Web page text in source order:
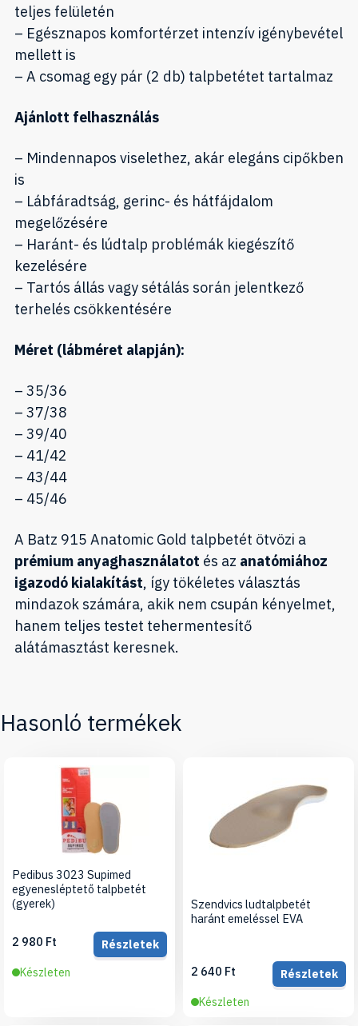
teljes felületén
– Egésznapos komfortérzet intenzív igénybevétel
mellett is
– A csomag egy pár (2 db) talpbetétet tartalmaz
Ajánlott felhasználás
– Mindennapos viselethez, akár elegáns cipőkben
is
– Lábfáradtság, gerinc- és hátfájdalom
megelőzésére
– Haránt- és lúdtalp problémák kiegészítő
kezelésére
– Tartós állás vagy sétálás során jelentkező
terhelés csökkentésére
Méret (lábméret alapján):
– 35/36
– 37/38
– 39/40
– 41/42
– 43/44
– 45/46
A Batz 915 Anatomic Gold talpbetét ötvözi a
prémium anyaghasználatot és az anatómiához
igazodó kialakítást, így tökéletes választás
mindazok számára, akik nem csupán kényelmet,
hanem teljes testet tehermentesítő
alátámasztást keresnek.
Hasonló termékek
Pedibus 3023 Supimed
egyenesléptető talpbetét
(gyerek)
2 980 Ft
Részletek
Készleten
Szendvics ludtalpbetét
haránt emeléssel EVA
2 640 Ft
Részletek
Készleten